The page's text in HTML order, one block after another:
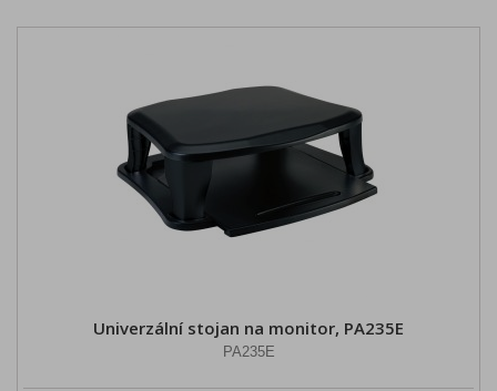
Univerzální stojan na monitor, PA235E
PA235E